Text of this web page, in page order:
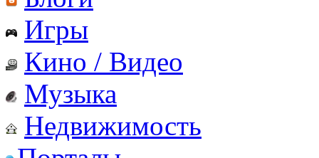
Игры
Кино / Видео
Музыка
Недвижимость